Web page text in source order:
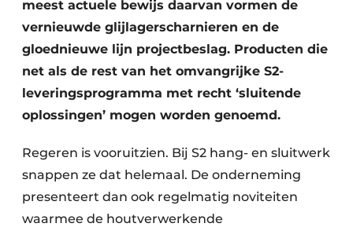
meest actuele bewijs daarvan vormen de
vernieuwde glijlagerscharnieren en de
gloednieuwe lijn projectbeslag. Producten die
net als de rest van het omvangrijke S2-
leveringsprogramma met recht ‘sluitende
oplossingen’ mogen worden genoemd.
Regeren is vooruitzien. Bij S2 hang- en sluitwerk
snappen ze dat helemaal. De onderneming
presenteert dan ook regelmatig noviteiten
waarmee de houtverwerkende